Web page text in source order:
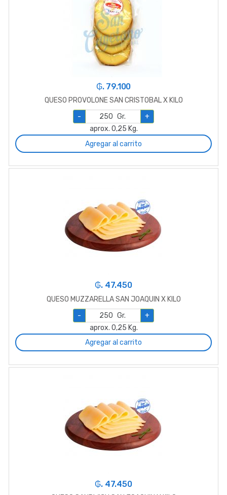
₲. 79.100
QUESO PROVOLONE SAN CRISTOBAL X KILO
-
Gr.
+
aprox. 0,25 Kg.
Agregar al carrito
₲. 47.450
QUESO MUZZARELLA SAN JOAQUIN X KILO
-
Gr.
+
aprox. 0,25 Kg.
Agregar al carrito
₲. 47.450